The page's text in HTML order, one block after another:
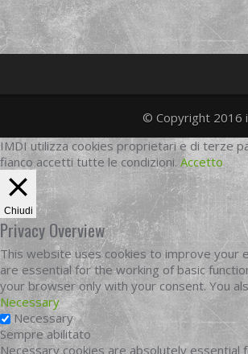
© Copyright 2016
IMDI utilizza cookies proprietari e di terze
fianco accetti tutte le condizioni. Accetto
Chiudi
Privacy Overview
This website uses cookies to improve
are essential for the working of basic
your browser only with your consent. You
Necessary
Necessary
Sempre abilitato
Necessary cookies are absolutely